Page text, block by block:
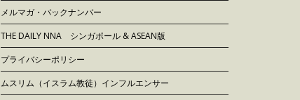
メルマガ・バックナンバー
THE DAILY NNA シンガポール & ASEAN版
プライバシーポリシー
ムスリム（イスラム教徒）インフルエンサー